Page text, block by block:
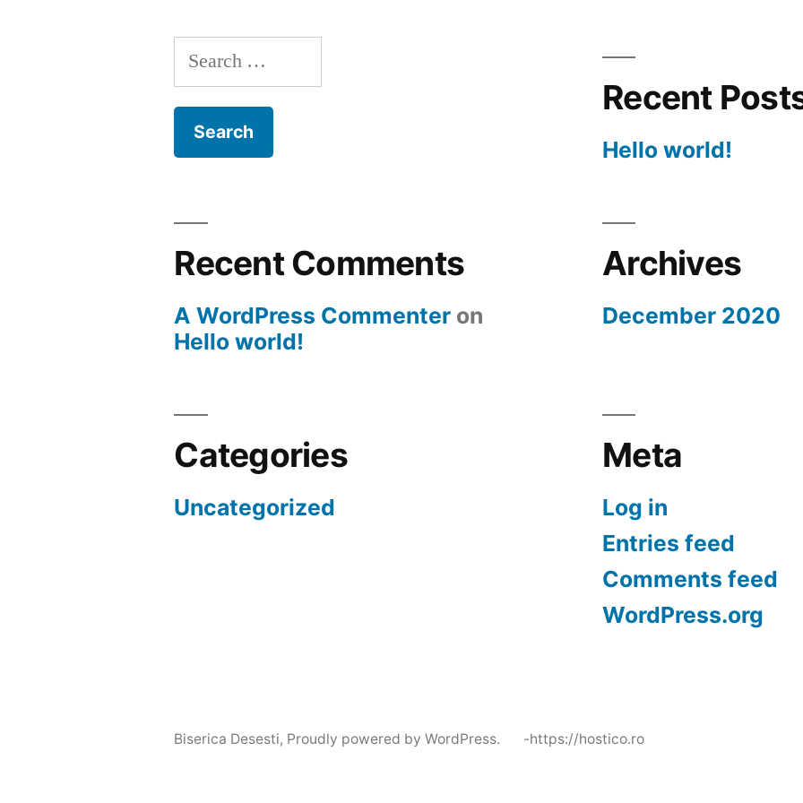
Search
for:
Recent
Hello world!
Recent Comments
A WordPress Commenter on
Hello world!
Archives
December 2020
Categories
Uncategorized
Meta
Log in
Entries feed
Comments feed
WordPress.org
Biserica Desesti, Proudly powered by WordPress. -https://hostico.ro